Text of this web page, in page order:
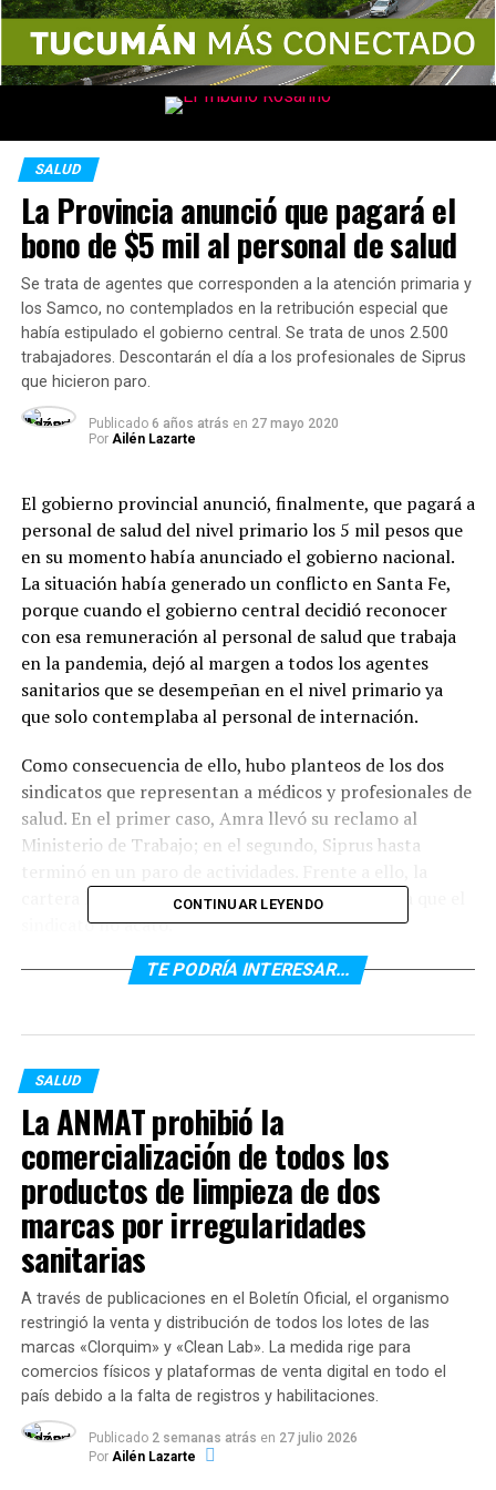
SALUD
La Provincia anunció que pagará el
bono de $5 mil al personal de salud
Se trata de agentes que corresponden a la atención primaria y
los Samco, no contemplados en la retribución especial que
había estipulado el gobierno central. Se trata de unos 2.500
trabajadores. Descontarán el día a los profesionales de Siprus
que hicieron paro.
Publicado 6 años atrás en 27 mayo 2020
Por Ailén Lazarte
El gobierno provincial anunció, finalmente, que pagará a
personal de salud del nivel primario los 5 mil pesos que
en su momento había anunciado el gobierno nacional.
La situación había generado un conflicto en Santa Fe,
porque cuando el gobierno central decidió reconocer
con esa remuneración al personal de salud que trabaja
en la pandemia, dejó al margen a todos los agentes
sanitarios que se desempeñan en el nivel primario ya
que solo contemplaba al personal de internación.
Como consecuencia de ello, hubo planteos de los dos
sindicatos que representan a médicos y profesionales de
salud. En el primer caso, Amra llevó su reclamo al
Ministerio de Trabajo; en el segundo, Siprus hasta
cartera laboral dictó una conciliación obligatoria que el
sindicato no acató.
El bono
los trabajadores sanitarios que habían quedado fuera del
beneficio.
«La Provincia de Santa Fe se compromete a hacer
efectivo este incentivo a los trabajadores de salud de los
centros de atención primaria provinciales y a los Samco
sin internación para lo cual se está efectuando la
tramitación administrativa correspondiente», plantea la
resolución firmada por el secretario de Trabajo, Juan
Manuel Pusineri, y notificada a los gremios Amra y
Siprus.
Según comentó el funcionario a este medio, se trata de
unos «2.500 agentes» en toda la provincia que van a
recibir dicha bonificación. Respecto del día de cobro, dijo
CONTINUAR LEYENDO
TE PODRÍA INTERESAR...
SALUD
La ANMAT prohibió la
comercialización de todos los
productos de limpieza de dos
marcas por irregularidades
sanitarias
A través de publicaciones en el Boletín Oficial, el organismo
restringió la venta y distribución de todos los lotes de las
marcas «Clorquim» y «Clean Lab». La medida rige para
comercios físicos y plataformas de venta digital en todo el
país debido a la falta de registros y habilitaciones.
Publicado 2 semanas atrás en 27 julio 2026
Por Ailén Lazarte